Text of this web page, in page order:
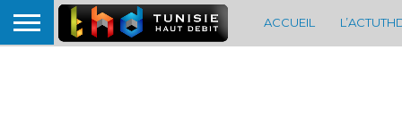
ACCUEIL